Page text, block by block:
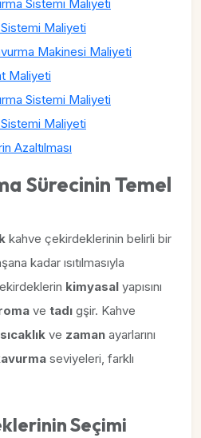
Sistemi Maliyeti
Maliyeti
Makinesi Maliyeti
Maliyeti
Sistemi Maliyeti
Maliyeti
Azaltılması
Sürecinin Temel
kahve çekirdeklerinin belirli bir
kadar ısıtılmasıyla
kimyasal yapısını
ve tadı gşir. Kahve
sıcaklık ve zaman ayarlarını
seviyeleri, farklı
Seçimi